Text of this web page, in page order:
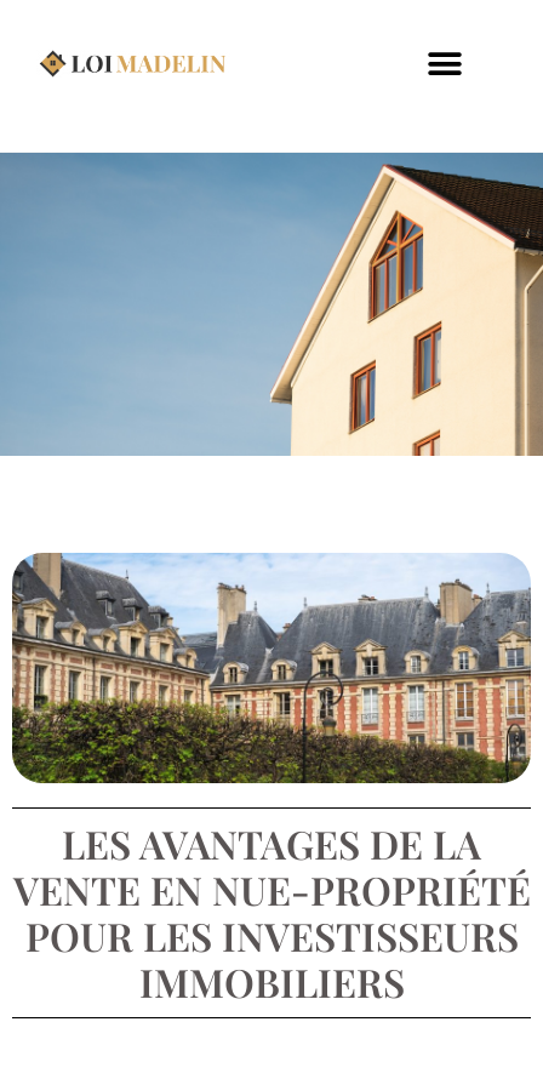
LES AVANTAGES DE LA
VENTE EN NUE-PROPRIÉTÉ
POUR LES INVESTISSEURS
IMMOBILIERS